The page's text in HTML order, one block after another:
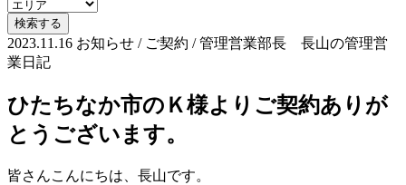
2023.11.16 お知らせ / ご契約 / 管理営業部長 長山の管理営
業日記
ひたちなか市のＫ様よりご契約ありが
とうございます。
皆さんこんにちは、長山です。